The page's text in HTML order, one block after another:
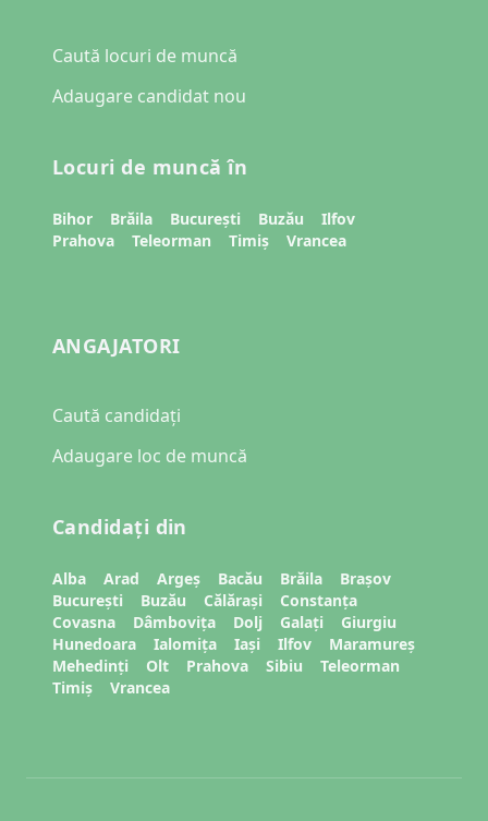
Caută locuri de muncă
Adaugare candidat nou
Locuri de muncă în
Bihor Brăila București Buzău
Ilfov
Prahova
Teleorman Timiș Vrancea
ANGAJATORI
Caută candidați
Adaugare loc de muncă
Candidați din
Alba Arad Argeș Bacău Brăila
Brașov
București
Buzău Călărași
Constanța
Covasna
Dâmbovița Dolj Galați
Giurgiu
Hunedoara
Ialomița Iași Ilfov
Maramureș
Mehedinți
Olt Prahova Sibiu
Teleorman
Timiș
Vrancea